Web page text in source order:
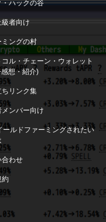
・ハックの谷
者向け
ミングの村
コル・チェーン・ウォレット
想・紹介)
ちリンク集
ンバー向け
ールドファーミングされたい
合わせ
約